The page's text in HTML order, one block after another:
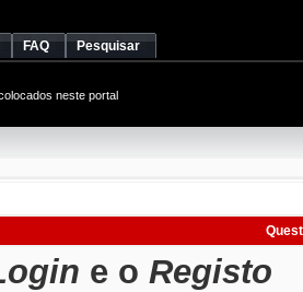
FAQ Pesquisar
neste portal
e o Registo